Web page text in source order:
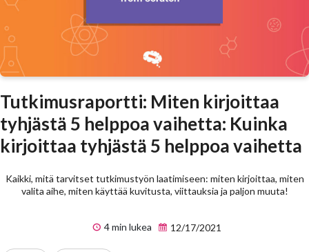
Tutkimusraportti: Miten kirjoittaa
tyhjästä 5 helppoa vaihetta: Kuinka
kirjoittaa tyhjästä 5 helppoa vaihetta
Kaikki, mitä tarvitset tutkimustyön laatimiseen: miten kirjoittaa, miten
valita aihe, miten käyttää kuvitusta, viittauksia ja paljon muuta!
4 min lukea 12/17/2021